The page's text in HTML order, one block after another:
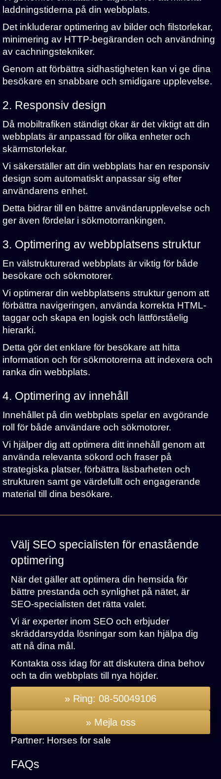
laddningstiderna på din webbplats.
Det inkluderar optimering av bilder och filstorlekar,
minimering av HTTP-begäranden och användning
av cachningstekniker.
Genom att förbättra sidhastigheten kan vi ge dina
besökare en snabbare och smidigare upplevelse.
2. Responsiv design
Då mobiltrafiken ständigt ökar är det viktigt att din
webbplats är anpassad för olika enheter och
skärmstorlekar.
Vi säkerställer att din webbplats har en responsiv
design som automatiskt anpassar sig efter
användarens enhet.
Detta bidrar till en bättre användarupplevelse och
ger även fördelar i sökmotorrankingen.
3. Optimering av webbplatsens struktur
En välstrukturerad webbplats är viktig för både
besökare och sökmotorer.
Vi optimerar din webbplatsens struktur genom att
förbättra navigeringen, använda korrekta HTML-
taggar och skapa en logisk och lättförståelig
hierarki.
Detta gör det enklare för besökare att hitta
information och för sökmotorerna att indexera och
ranka din webbplats.
4. Optimering av innehåll
Innehållet på din webbplats spelar en avgörande
roll för både användare och sökmotorer.
Vi hjälper dig att optimera ditt innehåll genom att
använda relevanta sökord och fraser på
strategiska platser, förbättra läsbarheten och
strukturen samt ge värdefullt och engagerande
material till dina besökare.
Välj SEO specialisten för enastående
optimering
När det gäller att optimera din hemsida för
bättre prestanda och synlighet på nätet, är
SEO-specialisten det rätta valet.
Vi är experter inom SEO och erbjuder
skräddarsydda lösningar som kan hjälpa dig
att nå dina mål.
Kontakta oss idag för att diskutera dina behov
och ta din webbplats till nya höjder.
» Ring: 08-50049106
» Mejla oss
Partner: Horses for sale
FAQs